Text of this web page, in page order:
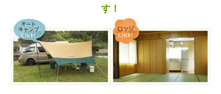
す！